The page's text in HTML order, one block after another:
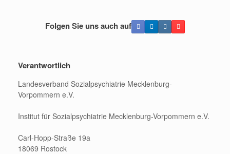
Folgen Sie uns auch auf
Verantwortlich
Landesverband Sozialpsychiatrie Mecklenburg-
Vorpommern e.V.
Institut für Sozialpsychiatrie Mecklenburg-Vorpommern e.V.
Carl-Hopp-Straße 19a
18069 Rostock